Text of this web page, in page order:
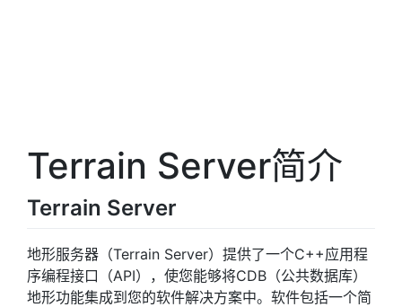
Terrain Server简介
Terrain Server
地形服务器（Terrain Server）提供了一个C++应用程
序编程接口（API），使您能够将CDB（公共数据库）
地形功能集成到您的软件解决方案中。软件包括一个简